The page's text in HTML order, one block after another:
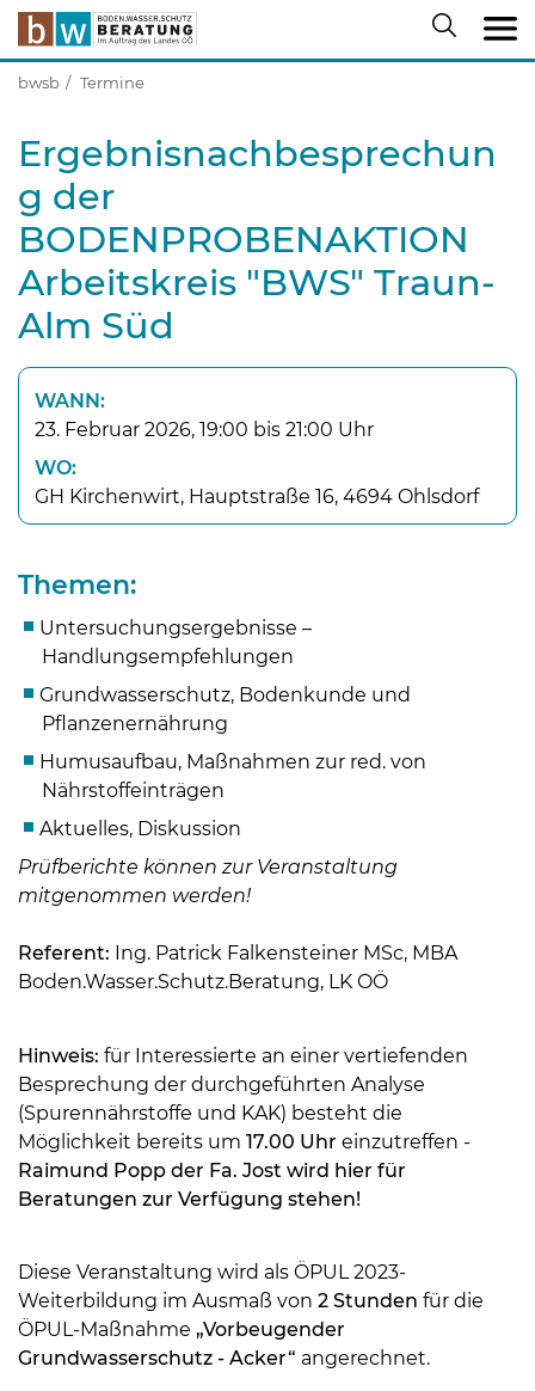
Skip to main content
bwsb Termine
Ergebnisnachbesprechun
g der
BODENPROBENAKTION
Arbeitskreis "BWS" Traun-
Alm Süd
WANN:
23. Februar 2026, 19:00 bis 21:00 Uhr
WO:
GH Kirchenwirt, Hauptstraße 16, 4694 Ohlsdorf
Themen:
Untersuchungsergebnisse –
Handlungsempfehlungen
Grundwasserschutz, Bodenkunde und
Pflanzenernährung
Humusaufbau, Maßnahmen zur red. von
Nährstoffeinträgen
Aktuelles, Diskussion
Prüfberichte können zur Veranstaltung
mitgenommen werden!
Referent: Ing. Patrick Falkensteiner MSc, MBA
Boden.Wasser.Schutz.Beratung, LK OÖ
Hinweis: für Interessierte an einer vertiefenden
Besprechung der durchgeführten Analyse
(Spurennährstoffe und KAK) besteht die
Möglichkeit bereits um 17.00 Uhr einzutreffen -
Raimund Popp der Fa. Jost wird hier für
Beratungen zur Verfügung stehen!
Diese Veranstaltung wird als ÖPUL 2023-
Weiterbildung im Ausmaß von 2 Stunden für die
ÖPUL-Maßnahme „Vorbeugender
Grundwasserschutz - Acker“ angerechnet.